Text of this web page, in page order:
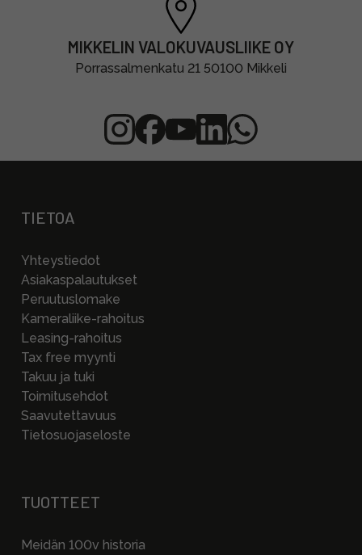
MIKKELIN VALOKUVAUSLIIKE OY
Porrassalmenkatu 21 50100 Mikkeli
TIETOA
Yhteystiedot
Asiakaspalautukset
Peruutuslomake
Kameraliike-rahoitus
Leasing-rahoitus
Tax free myynti
Takuu ja tuki
Toimitusehdot
Saavutettavuus
Tietosuojaseloste
TUOTTEET
Meidän 100v historia